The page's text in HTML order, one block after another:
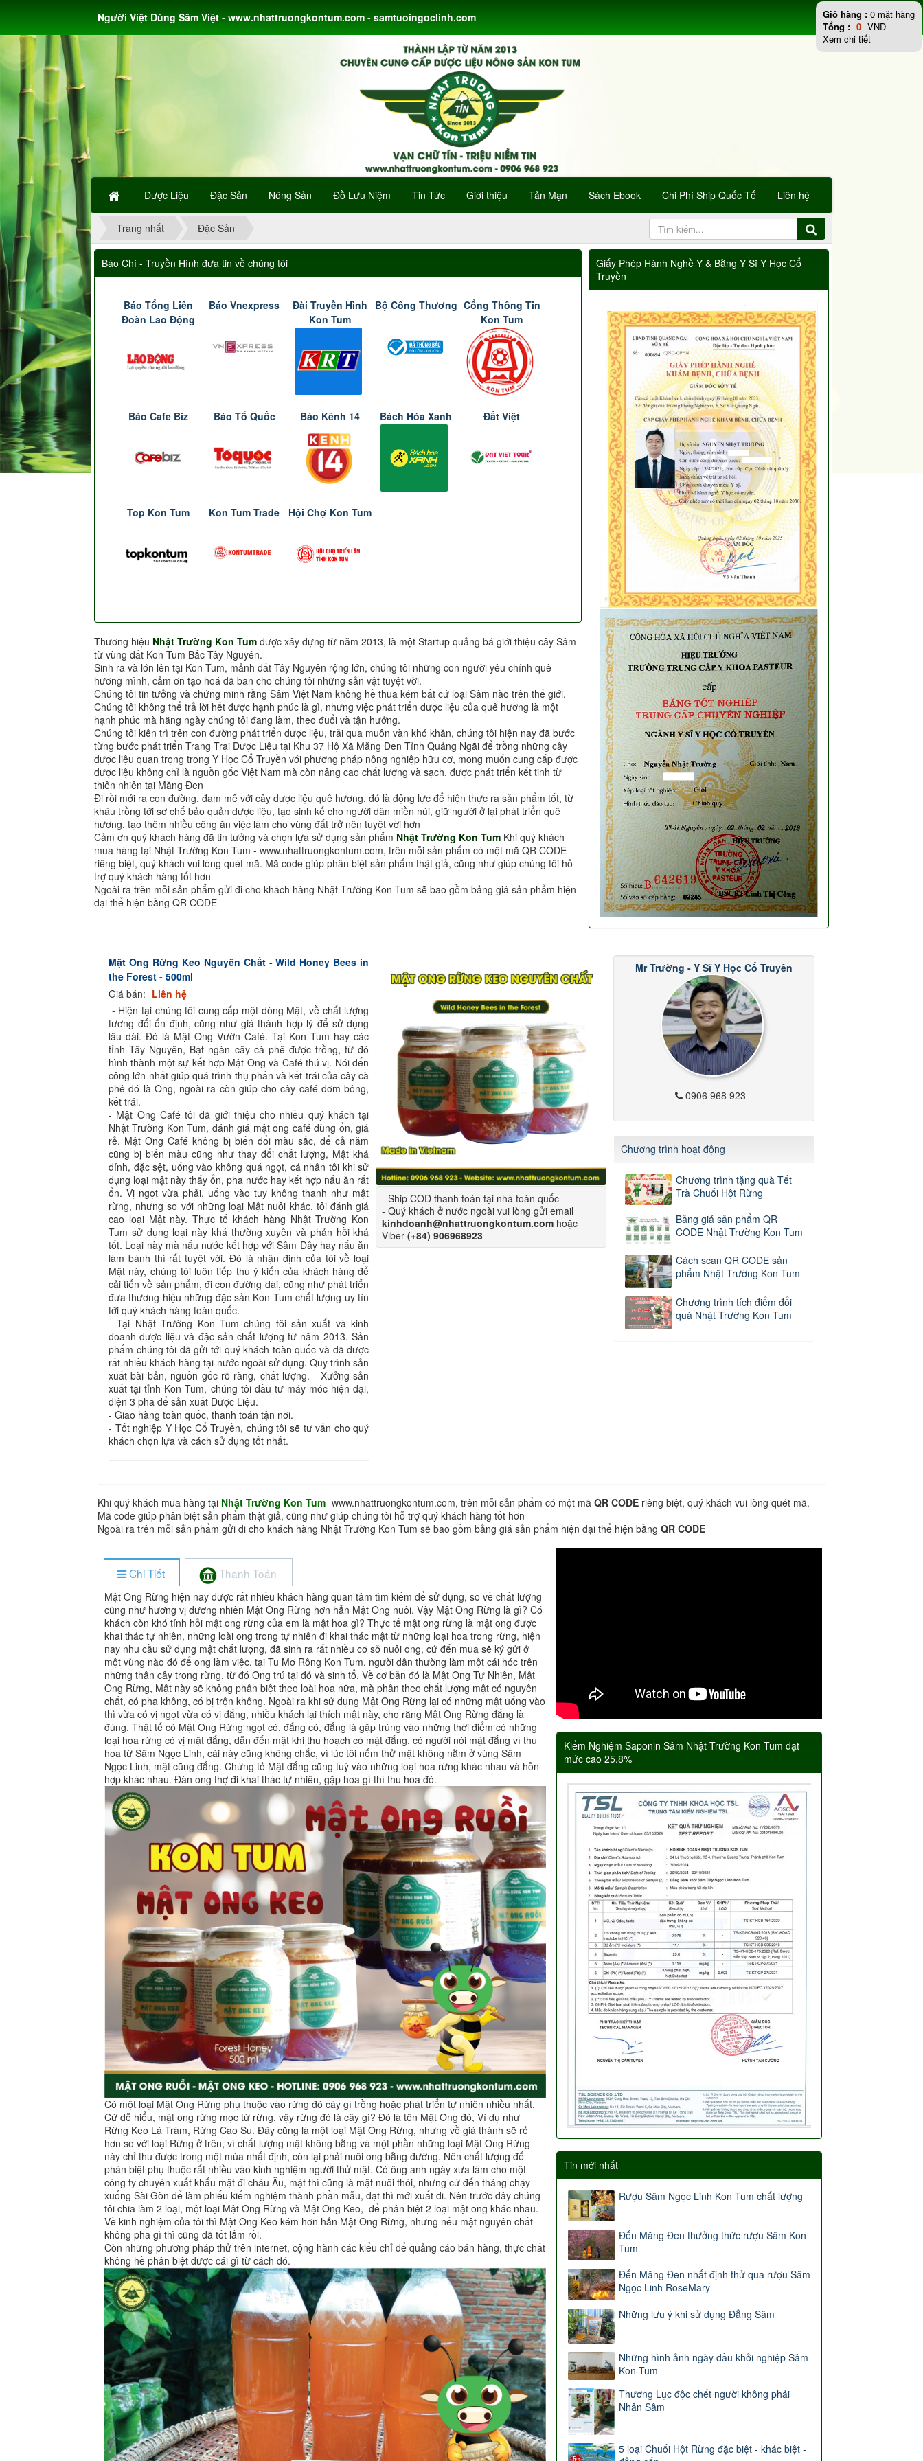
Dược Liệu Đặc Sản Nông Sản Đồ Lưu Niệm Tin Tức Giới thiệu Tản Mạn Sách Ebook Chi Phí Ship Quốc Tế Liên hệ
Người Việt Dùng Sâm Việt - www.nhattruongkontum.com - samtuoingoclinh.com
Trang nhất Đặc Sản
Báo Chí - Truyền Hình đưa tin về chúng tôi
Báo Tổng Liên
Đoàn Lao Động
Báo Vnexpress
Đài Truyền Hình
Kon Tum
Bộ Công Thương Cổng Thông Tin
Kon Tum
Báo Cafe Biz Báo Tổ Quốc Báo Kênh 14 Bách Hóa Xanh Đất Việt
Top Kon Tum Kon Tum Trade Hội Chợ Kon Tum
Thương hiệu Nhật Trường Kon Tum được xây dựng từ năm 2013, là một Startup quảng bá giới thiệu cây Sâm
từ vùng đất Kon Tum Bắc Tây Nguyên.
Sinh ra và lớn lên tại Kon Tum, mảnh đất Tây Nguyên rộng lớn, chúng tôi những con người yêu chính quê
hương mình, cảm ơn tạo hoá đã ban cho chúng tôi những sản vật tuyệt vời.
Chúng tôi tin tưởng và chứng minh rằng Sâm Việt Nam không hề thua kém bất cứ loại Sâm nào trên thế giới.
Chúng tôi không thể trả lời hết được hạnh phúc là gì, nhưng việc phát triển dược liệu của quê hương là một
hạnh phúc mà hằng ngày chúng tôi đang làm, theo đuổi và tận hưởng.
Chúng tôi kiên trì trên con đường phát triển dược liệu, trải qua muôn vàn khó khăn, chúng tôi hiện nay đã bước
từng bước phát triển Trang Trại Dược Liệu tại Khu 37 Hộ Xã Măng Đen Tỉnh Quảng Ngãi để trồng những cây
dược liệu quan trọng trong Y Học Cổ Truyền với phương pháp nông nghiệp hữu cơ, mong muốn cung cấp được
dược liệu không chỉ là nguồn gốc Việt Nam mà còn nâng cao chất lượng và sạch, được phát triển kết tinh từ
thiên nhiên tại Măng Đen
Đi rồi mới ra con đường, đam mê với cây dược liệu quê hương, đó là động lực để hiện thực ra sản phẩm tốt, từ
khâu trồng tới sơ chế bảo quản dược liệu, tạo sinh kế cho người dân miền núi, giữ người ở lại phát triển quê
hương, tạo thêm nhiều công ăn việc làm cho vùng đất trở nên tuyệt vời hơn
Cảm ơn quý khách hàng đã tin tưởng và chọn lựa sử dụng sản phẩm Nhật Trường Kon Tum Khi quý khách
mua hàng tại Nhật Trường Kon Tum - www.nhattruongkontum.com, trên mỗi sản phẩm có một mã QR CODE
riêng biệt, quý khách vui lòng quét mã. Mã code giúp phân biệt sản phẩm thật giả, cũng như giúp chúng tôi hỗ
trợ quý khách hàng tốt hơn
Ngoài ra trên mỗi sản phẩm gửi đi cho khách hàng Nhật Trường Kon Tum sẽ bao gồm bảng giá sản phẩm hiện
đại thể hiện bằng QR CODE
Giấy Phép Hành Nghề Y & Bằng Y Sĩ Y Học Cổ
Truyền
Mật Ong Rừng Keo Nguyên Chất - Wild Honey Bees in
the Forest - 500ml
Giá bán: Liên hệ
- Hiện tại chúng tôi cung cấp một dòng Mật, về chất lượng
tương đối ổn định, cũng như giá thành hợp lý để sử dụng
lâu dài. Đó là Mật Ong Vườn Café. Tại Kon Tum hay các
tỉnh Tây Nguyên, Bạt ngàn cây cà phê được trồng, từ đó
hình thành một sự kết hợp Mật Ong và Café thú vị. Nói đến
công lớn nhất giúp quá trình thụ phấn và kết trái của cây cà
phê đó là Ong, ngoài ra còn giúp cho cây café đơm bông,
kết trái.
- Mật Ong Café tôi đã giới thiệu cho nhiều quý khách tại
Nhật Trường Kon Tum, đánh giá mật ong café dùng ổn, giá
rẻ. Mật Ong Café không bị biến đổi màu sắc, để cả năm
cũng bị biến màu cũng như thay đổi chất lượng, Mật khá
dính, đặc sệt, uống vào không quá ngọt, cá nhân tôi khi sử
dụng loại mật này thấy ổn, pha nước hay kết hợp nấu ăn rất
ổn. Vị ngọt vừa phải, uống vào tuy không thanh như mật
rừng, nhưng so với những loại Mật nuôi khác, tôi đánh giá
cao loại Mật này. Thực tế khách hàng Nhật Trường Kon
Tum sử dụng loại này khá thường xuyên và phản hồi khá
tốt. Loại này mà nấu nước kết hợp với Sâm Dây hay nấu ăn
làm bánh thì rất tuyệt vời. Đó là nhận định của tôi về loại
Mật này, chúng tôi luôn tiếp thu ý kiến của khách hàng để
cải tiến về sản phẩm, đi con đường dài, cũng như phát triển
đưa thương hiệu những đặc sản Kon Tum chất lượng uy tín
tới quý khách hàng toàn quốc.
- Tại Nhật Trường Kon Tum chúng tôi sản xuất và kinh
doanh dược liệu và đặc sản chất lượng từ năm 2013. Sản
phẩm chúng tôi đã gửi tới quý khách toàn quốc và đã được
rất nhiều khách hàng tại nước ngoài sử dụng. Quy trình sản
xuất bài bản, nguồn gốc rõ ràng, chất lượng. - Xưởng sản
xuất tại tỉnh Kon Tum, chúng tôi đầu tư máy móc hiện đại,
điện 3 pha để sản xuất Dược Liệu.
- Giao hàng toàn quốc, thanh toán tận nơi.
- Tốt nghiệp Y Học Cổ Truyền, chúng tôi sẽ tư vấn cho quý
khách chọn lựa và cách sử dụng tốt nhất.
- Ship COD thanh toán tại nhà toàn quốc
- Quý khách ở nước ngoài vui lòng gửi email
kinhdoanh@nhattruongkontum.com hoặc
Viber(+84) 906968923
Mr Trường - Y Sĩ Y Học Cổ Truyền
0906 968 923
Chương trình hoạt động
Chương trình tặng quà Tết
Trà Chuối Hột Rừng
Bảng giá sản phẩm QR
CODE Nhật Trường Kon Tum
Cách scan QR CODE sản
phẩm Nhật Trường Kon Tum
Chương trình tích điểm đổi
quà Nhật Trường Kon Tum
Khi quý khách mua hàng tại Nhật Trường Kon Tum- www.nhattruongkontum.com, trên mỗi sản phẩm có một mã QR CODE riêng biệt, quý khách vui lòng quét mã.
Mã code giúp phân biệt sản phẩm thật giả, cũng như giúp chúng tôi hỗ trợ quý khách hàng tốt hơn
Ngoài ra trên mỗi sản phẩm gửi đi cho khách hàng Nhật Trường Kon Tum sẽ bao gồm bảng giá sản phẩm hiện đại thể hiện bằng QR CODE
Chi Tiết Thanh Toán
Mật Ong Rừng hiện nay được rất nhiều khách hàng quan tâm tìm kiếm để sử dụng, so về chất lượng
cũng như hương vị đương nhiên Mật Ong Rừng hơn hẳn Mật Ong nuôi. Vậy Mật Ong Rừng là gì? Có
khách còn khó tính hỏi mật ong rừng của em là mật hoa gì? Thực tế mật ong rừng là mật ong được
khai thác tự nhiên, những loài ong trong tự nhiên đi khai thác mật từ những loại hoa trong rừng, hiện
nay nhu cầu sử dụng mật chất lượng, đã sinh ra rất nhiều cơ sở nuôi ong, cứ đến mua sẽ ký gửi ở
một vùng nào đó để ong làm việc, tại Tu Mơ Rông Kon Tum, người dân thường làm một cái hóc trên
những thân cây trong rừng, từ đó Ong trú tại đó và sinh tổ. Về cơ bản đó là Mật Ong Tự Nhiên, Mật
Ong Rừng, Mật này sẽ không phân biệt theo loài hoa nữa, mà phân theo chất lượng mật có nguyên
chất, có pha không, có bị trộn không. Ngoài ra khi sử dụng Mật Ong Rừng lại có những mật uống vào
thì vừa có vị ngọt vừa có vị đắng, nhiều khách lại thích mật này, cho rằng Mật Ong Rừng đắng là
đúng. Thật tế có Mật Ong Rừng ngọt có, đắng có, đắng là gặp trúng vào những thời điểm có những
loại hoa rừng có vị mật đắng, dẫn đến mật khi thu hoạch có mật đắng, có người nói mật đắng vì thu
hoa từ Sâm Ngọc Linh, cái này cũng không chắc, vì lúc tôi nếm thử mật không nằm ở vùng Sâm
Ngọc Linh, mật cũng đắng. Chứng tỏ Mật đắng cũng tuỳ vào những loại hoa rừng khác nhau và hỗn
hợp khác nhau. Đàn ong thợ đi khai thác tự nhiên, gặp hoa gì thì thu hoa đó.
Có một loại Mật Ong Rừng phụ thuộc vào rừng đó cây gì trồng hoặc phát triển tự nhiên nhiều nhất.
Cứ dễ hiểu, mật ong rừng mọc từ rừng, vậy rừng đó là cây gì? Đó là tên Mật Ong đó, Ví dụ như
Rừng Keo Lá Tràm, Rừng Cao Su. Đây cũng là một loại Mật Ong Rừng, nhưng về giá thành sẽ rẻ
hơn so với loại Rừng ở trên, vì chất lượng mật không bằng và một phần những loại Mật Ong Rừng
này chỉ thu được trong một mùa nhất định, còn lại phải nuôi ong bằng đường. Nên chất lượng để
phân biệt phụ thuộc rất nhiều vào kinh nghiệm người thử mật. Có ông anh ngày xưa làm cho một
công ty chuyên xuất khẩu mật đi châu Âu, mật thì cũng là mật nuôi thôi, nhưng cứ đến tháng chạy
xuống Sài Gòn để làm phiếu kiểm nghiệm thành phần mẫu, đạt thì mới xuất đi. Nên trước đây chúng
tôi chia làm 2 loại, một loại Mật Ong Rừng và Mật Ong Keo, để phân biệt 2 loại mật ong khác nhau.
Về kinh nghiệm của tôi thì Mật Ong Keo kém hơn hẳn Mật Ong Rừng, nhưng nếu mật nguyên chất
không pha gì thì cũng đã tốt lắm rồi.
Còn những phương pháp thử trên internet, cộng hành các kiểu chỉ để quảng cáo bán hàng, thực chất
không hề phân biệt được cái gì từ cách đó.
Kiểm Nghiệm Saponin Sâm Nhật Trường Kon Tum đạt
mức cao 25.8%
Tin mới nhất
Rượu Sâm Ngọc Linh Kon Tum chất lượng
Đến Măng Đen thưởng thức rượu Sâm Kon
Tum
Đến Măng Đen nhất định thử qua rượu Sâm
Ngọc Linh RoseMary
Những lưu ý khi sử dụng Đẳng Sâm
Những hình ảnh ngày đầu khởi nghiệp Sâm
Kon Tum
Thương Lục độc chết người không phải
Nhân Sâm
5 loại Chuối Hột Rừng đặc biệt - khác biệt -
Giỏ hàng : 0 mặt hàng
Tổng : 0 VND
Xem chi tiết